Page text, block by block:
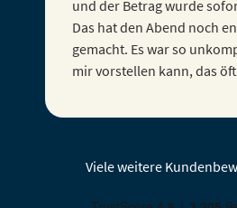
Viele weitere